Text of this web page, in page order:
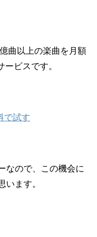
曲以上の楽曲を月額
ビスです。
で試す
なので、この機会に
ます。